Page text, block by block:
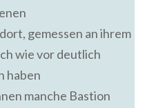
gemessen an ihrem
wie vor deutlich
haben
manche Bastion